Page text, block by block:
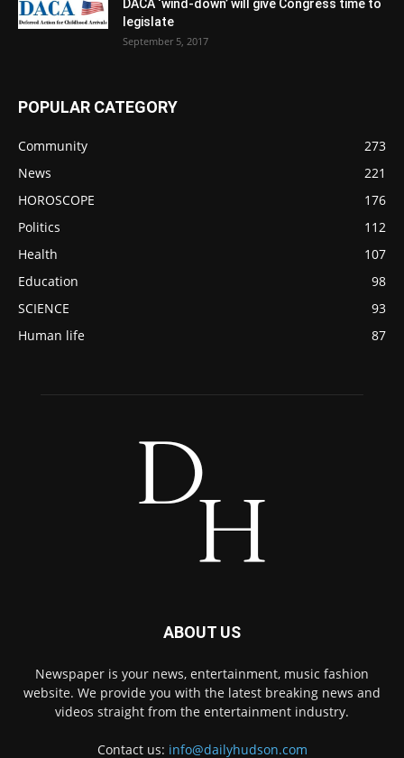
DACA ‘wind-down’ will give Congress time to
legislate
September 5, 2017
POPULAR CATEGORY
Community
273
News
221
HOROSCOPE
176
Politics
112
Health
107
Education
98
SCIENCE
93
Human life
87
ABOUT US
Newspaper is your news, entertainment, music fashion
website. We provide you with the latest breaking news and
videos straight from the entertainment industry.
Contact us: info@dailyhudson.com